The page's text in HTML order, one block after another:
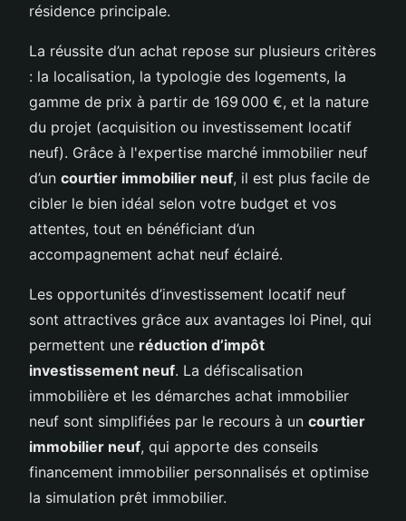
résidence principale.
La réussite d’un achat repose sur plusieurs critères
: la localisation, la typologie des logements, la
gamme de prix à partir de 169 000 €, et la nature
du projet (acquisition ou investissement locatif
neuf). Grâce à l'expertise marché immobilier neuf
d’un courtier immobilier neuf, il est plus facile de
cibler le bien idéal selon votre budget et vos
attentes, tout en bénéficiant d’un
accompagnement achat neuf éclairé.
Les opportunités d’investissement locatif neuf
sont attractives grâce aux avantages loi Pinel, qui
permettent une réduction d’impôt
investissement neuf. La défiscalisation
immobilière et les démarches achat immobilier
neuf sont simplifiées par le recours à un courtier
immobilier neuf, qui apporte des conseils
financement immobilier personnalisés et optimise
la simulation prêt immobilier.